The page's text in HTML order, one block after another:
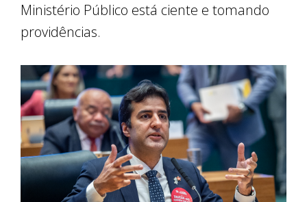
Ministério Público está ciente e tomando
providências.